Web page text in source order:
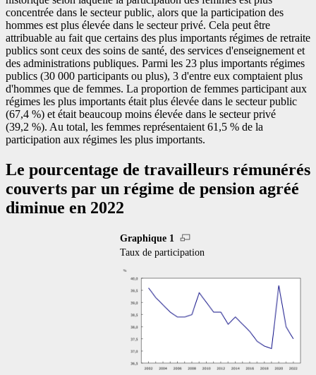
concentrée dans le secteur public, alors que la participation des
hommes est plus élevée dans le secteur privé. Cela peut être
attribuable au fait que certains des plus importants régimes de retraite
publics sont ceux des soins de santé, des services d'enseignement et
des administrations publiques. Parmi les 23 plus importants régimes
publics (30 000 participants ou plus), 3 d'entre eux comptaient plus
d'hommes que de femmes. La proportion de femmes participant aux
régimes les plus importants était plus élevée dans le secteur public
(67,4 %) et était beaucoup moins élevée dans le secteur privé
(39,2 %). Au total, les femmes représentaient 61,5 % de la
participation aux régimes les plus importants.
Le pourcentage de travailleurs rémunérés
couverts par un régime de pension agréé
diminue en 2022
Graphique 1
Taux de participation